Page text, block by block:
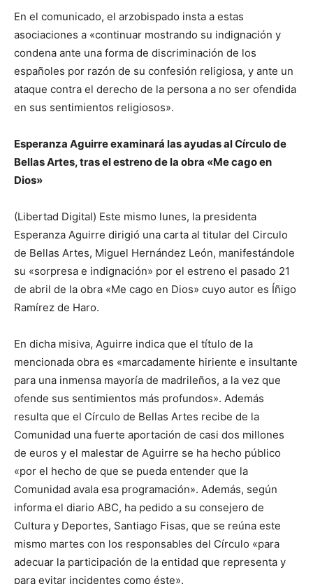
En el comunicado, el arzobispado insta a estas
asociaciones a «continuar mostrando su indignación y
condena ante una forma de discriminación de los
españoles por razón de su confesión religiosa, y ante un
ataque contra el derecho de la persona a no ser ofendida
en sus sentimientos religiosos».
Esperanza Aguirre examinará las ayudas al Círculo de
Bellas Artes, tras el estreno de la obra «Me cago en
Dios»
(Libertad Digital) Este mismo lunes, la presidenta
Esperanza Aguirre dirigió una carta al titular del Circulo
de Bellas Artes, Miguel Hernández León, manifestándole
su «sorpresa e indignación» por el estreno el pasado 21
de abril de la obra «Me cago en Dios» cuyo autor es Íñigo
Ramírez de Haro.
En dicha misiva, Aguirre indica que el título de la
mencionada obra es «marcadamente hiriente e insultante
para una inmensa mayoría de madrileños, a la vez que
ofende sus sentimientos más profundos». Además
resulta que el Círculo de Bellas Artes recibe de la
Comunidad una fuerte aportación de casi dos millones
de euros y el malestar de Aguirre se ha hecho público
«por el hecho de que se pueda entender que la
Comunidad avala esa programación». Además, según
informa el diario ABC, ha pedido a su consejero de
Cultura y Deportes, Santiago Fisas, que se reúna este
mismo martes con los responsables del Círculo «para
adecuar la participación de la entidad que representa y
para evitar incidentes como éste».